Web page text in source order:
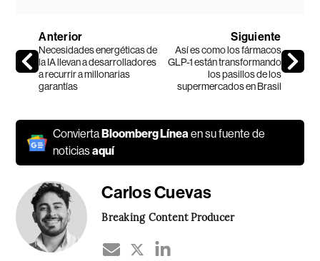
Anterior
Necesidades energéticas de
la IA llevan a desarrolladores
a recurrir a millonarias
garantías
Siguiente
Así es como los fármacos
GLP-1 están transformando
los pasillos de los
supermercados en Brasil
Convierta Bloomberg Líneaen su fuente de
noticiasaquí
Carlos Cuevas
Breaking Content Producer